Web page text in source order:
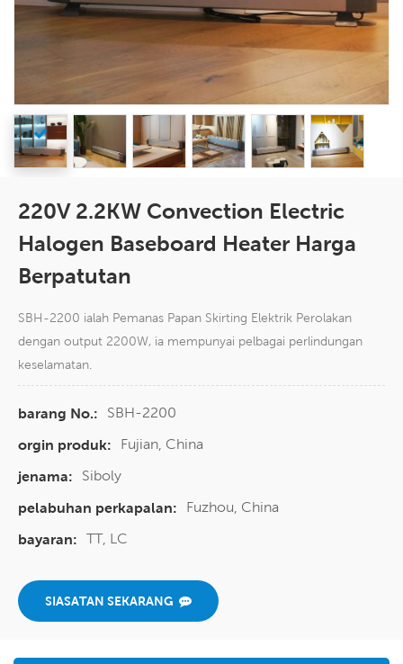
220V 2.2KW Convection Electric
Halogen Baseboard Heater Harga
Berpatutan
SBH-2200 ialah Pemanas Papan Skirting Elektrik Perolakan
dengan output 2200W, ia mempunyai pelbagai perlindungan
keselamatan.
barang No.:
SBH-2200
orgin produk:
Fujian, China
jenama:
Siboly
pelabuhan perkapalan:
Fuzhou, China
bayaran: TT, LC
SIASATAN SEKARANG